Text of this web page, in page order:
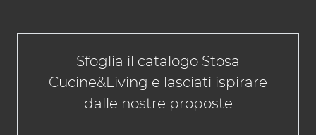
Sfoglia il catalogo Stosa
Cucine&Living e lasciati ispirare
dalle nostre proposte